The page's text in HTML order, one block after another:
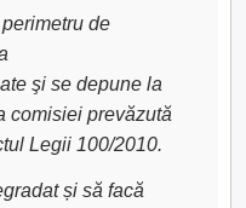
de
şi se depune la
comisiei prevăzută
Legii 100/2010.
și să facă